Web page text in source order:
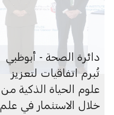
دائرة الصحة - أبوظبي
تُبرم اتفاقيات لتعزيز
علوم الحياة الذكية من
خلال الاستثمار في علم